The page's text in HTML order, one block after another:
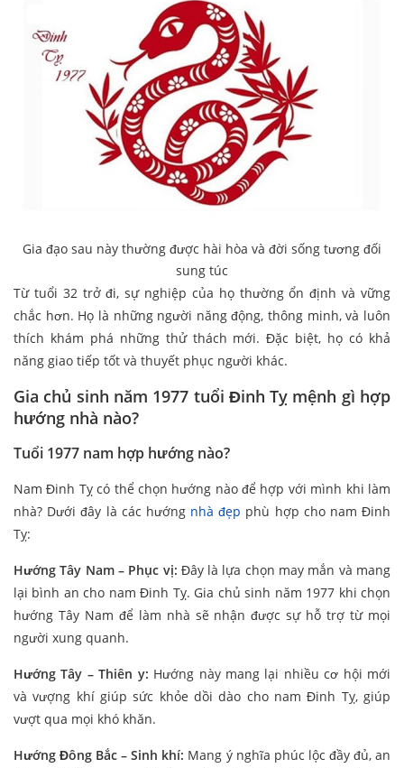
Gia đạo sau này thường được hài hòa và đời sống tương đối
sung túc
Từ tuổi 32 trở đi, sự nghiệp của họ thường ổn định và vững
chắc hơn. Họ là những người năng động, thông minh, và luôn
thích khám phá những thử thách mới. Đặc biệt, họ có khả
năng giao tiếp tốt và thuyết phục người khác.
Gia chủ sinh năm 1977 tuổi Đinh Tỵ mệnh gì hợp
hướng nhà nào?
Tuổi 1977 nam hợp hướng nào?
Nam Đinh Tỵ có thể chọn hướng nào để hợp với mình khi làm
nhà? Dưới đây là các hướng nhà đẹp phù hợp cho nam Đinh
Tỵ:
Hướng Tây Nam – Phục vị: Đây là lựa chọn may mắn và mang
lại bình an cho nam Đinh Tỵ. Gia chủ sinh năm 1977 khi chọn
hướng Tây Nam để làm nhà sẽ nhận được sự hỗ trợ từ mọi
người xung quanh.
Hướng Tây – Thiên y: Hướng này mang lại nhiều cơ hội mới
và vượng khí giúp sức khỏe dồi dào cho nam Đinh Tỵ, giúp
vượt qua mọi khó khăn.
Hướng Đông Bắc – Sinh khí: Mang ý nghĩa phúc lộc đầy đủ, an